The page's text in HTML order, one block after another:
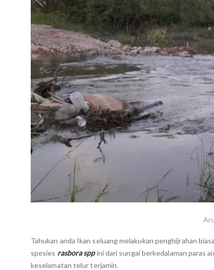
Tahukan anda Ikan seluang melakukan penghijrahan
spesies rasbora sppini dari sungai berkedalaman paras
keselamatan telur terjamin.